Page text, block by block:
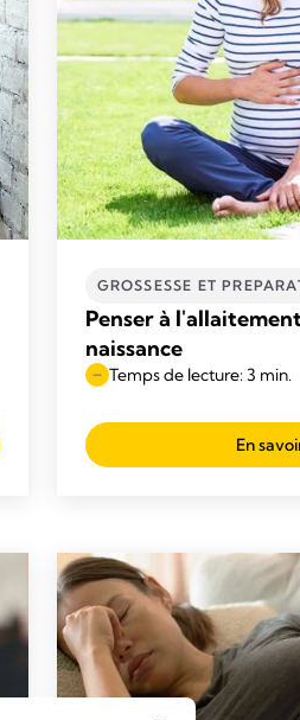
GROSSESSE ET
Penser à
naissance
Temps de lecture: 3 min.
En